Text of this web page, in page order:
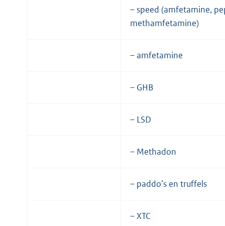
– speed (amfetamine,
methamfetamine)
– amfetamine
– GHB
– LSD
– Methadon
– paddo’s en truffels
– XTC